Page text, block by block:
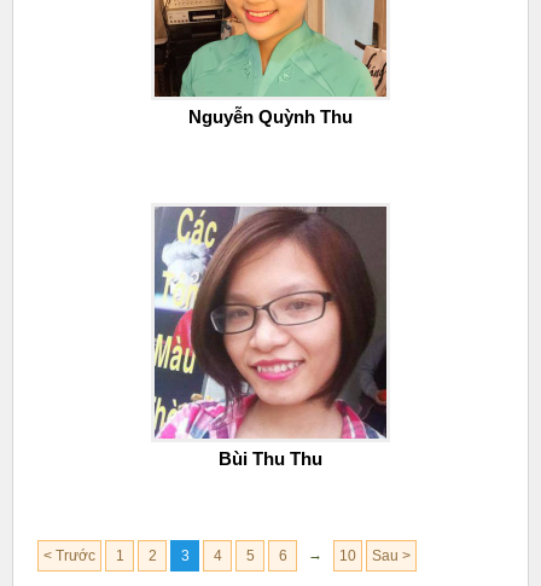
Nguyễn Quỳnh Thu
Bùi Thu Thu
< Trước 1 2 3 4 5 6 → 10 Sau >